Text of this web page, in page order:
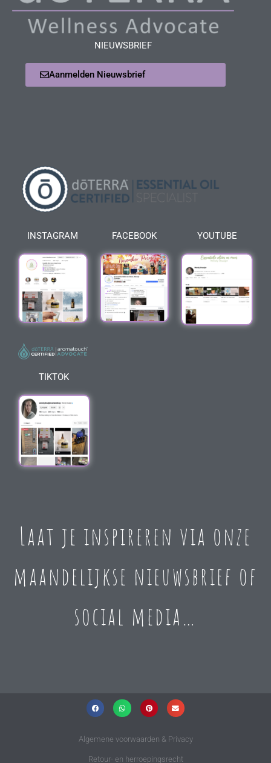
NIEUWSBRIEF
Aanmelden Nieuwsbrief
INSTAGRAM FACEBOOK YOUTUBE
TIKTOK
Laat je inspireren via onze
maandelijkse nieuwsbrief of
social media…
Algemene voorwaarden & Privacy
Retour- en herroepingsrecht